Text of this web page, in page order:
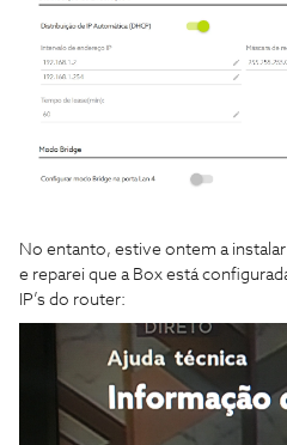
No entanto, estive ontem a instalar
e reparei que a Box está
IP’s do router: